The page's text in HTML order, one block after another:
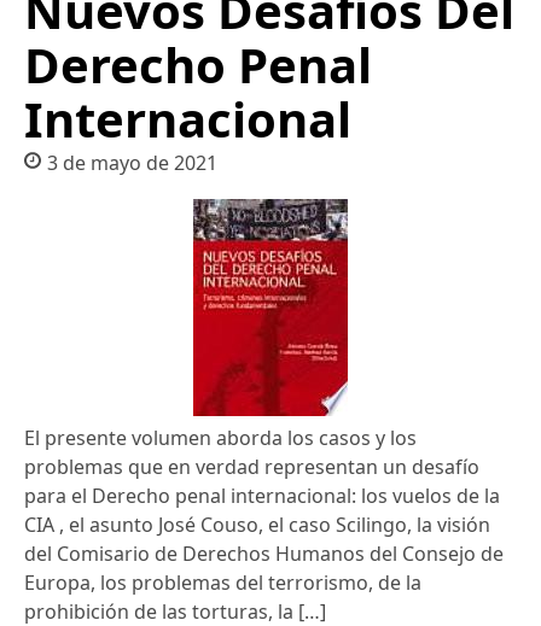
Derecho Penal
Internacional
3 de mayo de 2021
El presente volumen aborda los casos y los
problemas que en verdad representan un desafío
para el Derecho penal internacional: los vuelos de la
CIA , el asunto José Couso, el caso Scilingo, la visión
del Comisario de Derechos Humanos del Consejo de
Europa, los problemas del terrorismo, de la
prohibición de las torturas, la […]